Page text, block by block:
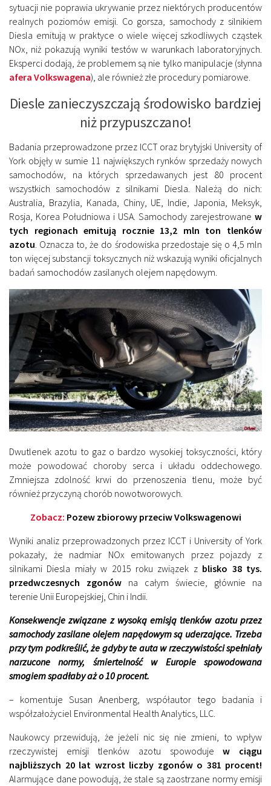
sytuacji nie poprawia ukrywanie przez niektórych producentów
realnych poziomów emisji. Co gorsza, samochody z silnikiem
Diesla emitują w praktyce o wiele więcej szkodliwych cząstek
NOx, niż pokazują wyniki testów w warunkach laboratoryjnych.
Eksperci dodają, że problemem są nie tylko manipulacje (słynna
afera Volkswagena), ale również złe procedury pomiarowe.
Diesle zanieczyszczają środowisko bardziej
niż przypuszczano!
Badania przeprowadzone przez ICCT oraz brytyjski University of
York objęły w sumie 11 największych rynków sprzedaży nowych
samochodów, na których sprzedawanych jest 80 procent
wszystkich samochodów z silnikami Diesla. Należą do nich:
Australia, Brazylia, Kanada, Chiny, UE, Indie, Japonia, Meksyk,
Rosja, Korea Południowa i USA. Samochody zarejestrowane w
tych regionach emitują rocznie 13,2 mln ton tlenków
azotu . Oznacza to, że do środowiska przedostaje się o 4,5 mln
ton więcej substancji toksycznych niż wskazują wyniki oficjalnych
badań samochodów zasilanych olejem napędowym.
Dwutlenek azotu to gaz o bardzo wysokiej toksyczności, który
może powodować choroby serca i układu oddechowego.
Zmniejsza zdolność krwi do przenoszenia tlenu, może być
również przyczyną chorób nowotworowych.
Zobacz: Pozew zbiorowy przeciw Volkswagenowi
Wyniki analiz przeprowadzonych przez ICCT i University of York
pokazały, że nadmiar NOx emitowanych przez pojazdy z
silnikami Diesla miały w 2015 roku związek z blisko 38 tys.
przedwczesnych zgonów na całym świecie, głównie na
terenie Unii Europejskiej, Chin i Indii.
Konsekwencje związane z wysoką emisją tlenków azotu przez
samochody zasilane olejem napędowym są uderzające. Trzeba
przy tym podkreślić, że gdyby te auta w rzeczywistości spełniały
narzucone normy, śmiertelność w Europie spowodowana
smogiem spadłaby aż o 10 procent.
– komentuje Susan Anenberg, współautor tego badania i
współzałożyciel Environmental Health Analytics, LLC.
Naukowcy przewidują, że jeżeli nic się nie zmieni, to wpływ
rzeczywistej emisji tlenków azotu spowodujew ciągu
najbliższych 20 lat wzrost liczby zgonów o 381 procent!
Alarmujące dane powodują, że stale są zaostrzane normy emisji